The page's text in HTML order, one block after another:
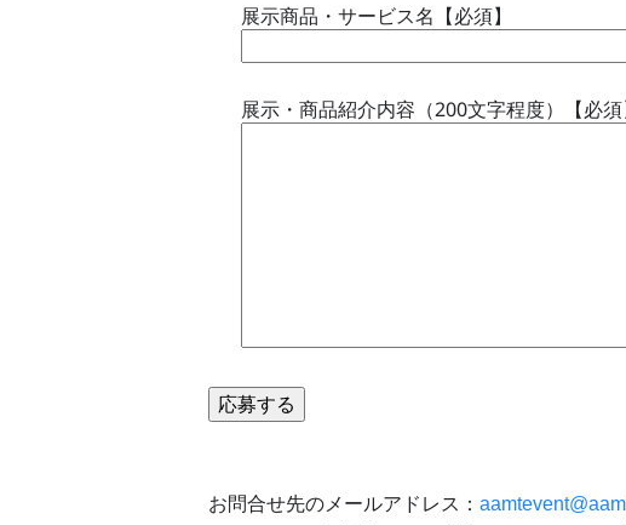
展示商品・サービス名【必須】
展示・商品紹介内容（200文字程度）【必須
お問合せ先のメールアドレス：